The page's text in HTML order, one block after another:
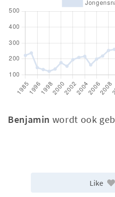
Benjamin wordt ook
Like